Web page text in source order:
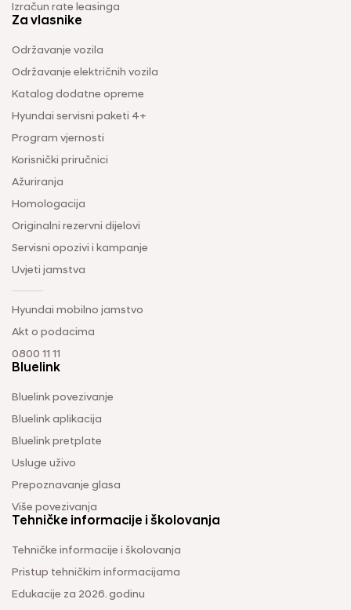
Izračun rate leasinga
Za vlasnike
Održavanje vozila
Održavanje električnih vozila
Katalog dodatne opreme
Hyundai servisni paketi 4+
Program vjernosti
Korisnički priručnici
Ažuriranja
Homologacija
Originalni rezervni dijelovi
Servisni opozivi i kampanje
Uvjeti jamstva
Hyundai mobilno jamstvo
Akt o podacima
0800 11 11
Bluelink
Bluelink povezivanje
Bluelink aplikacija
Bluelink pretplate
Usluge uživo
Prepoznavanje glasa
Više povezivanja
Tehničke informacije i školovanja
Tehničke informacije i školovanja
Pristup tehničkim informacijama
Edukacije za 2026. godinu